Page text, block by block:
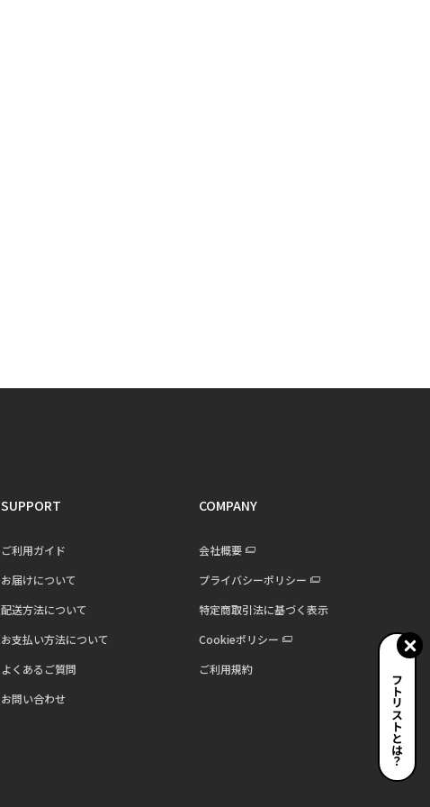
ギフトリストとは？
SUPPORT
ご利用ガイド
お届けについて
配送方法について
お支払い方法について
よくあるご質問
お問い合わせ
COMPANY
会社概要
プライバシーポリシー
特定商取引法に基づく表示
Cookieポリシー
ご利用規約